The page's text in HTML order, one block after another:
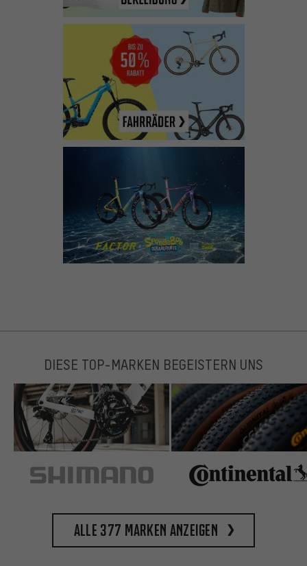
DIESE TOP-MARKEN BEGEISTERN UNS
Alle 377 Marken anzeigen